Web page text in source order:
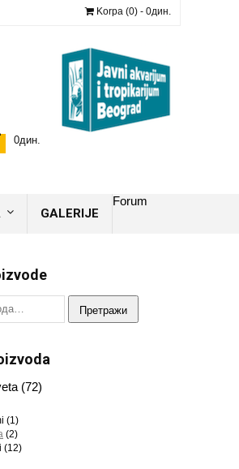
Korpa (0) - 0дин.
0дин.
GALERIJE
Forum
Претражи
(72)
(1)
(2)
(12)